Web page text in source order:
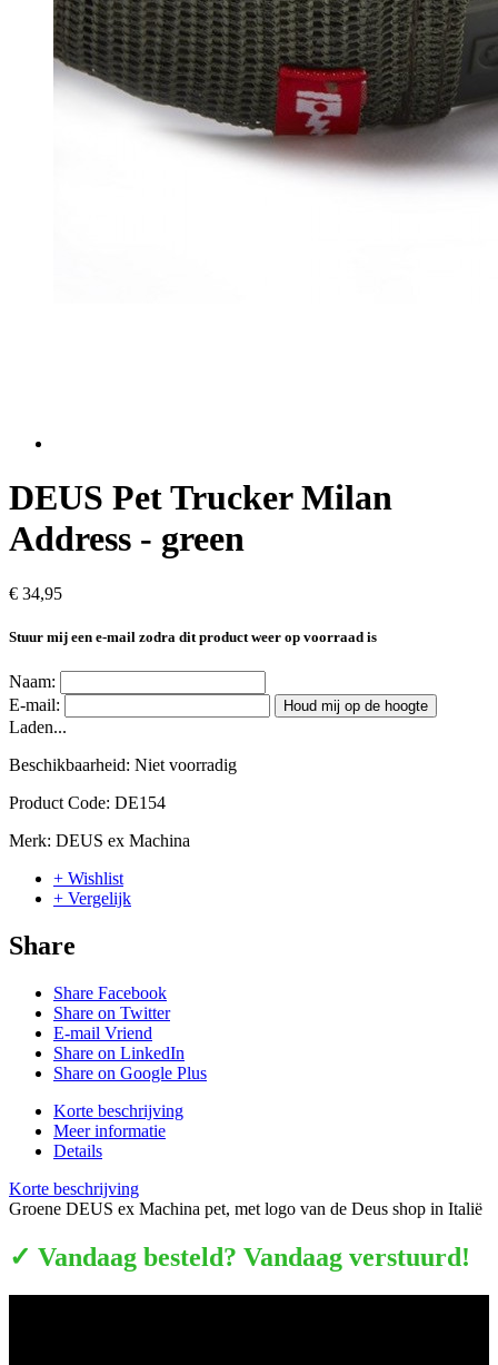
DEUS Pet Trucker Milan
Address - green
€ 34,95
Stuur mij een e-mail zodra dit product weer op voorraad is
Naam:
E-mail:
Houd mij op de hoogte
Laden...
Beschikbaarheid: Niet voorradig
Product Code: DE154
Merk: DEUS ex Machina
+ Wishlist
+ Vergelijk
Share
Share Facebook
Share on Twitter
E-mail Vriend
Share on LinkedIn
Share on Google Plus
Korte beschrijving
Meer informatie
Details
Korte beschrijving
Groene DEUS ex Machina pet, met logo van de Deus shop in Italië
✓ Vandaag besteld? Vandaag verstuurd!